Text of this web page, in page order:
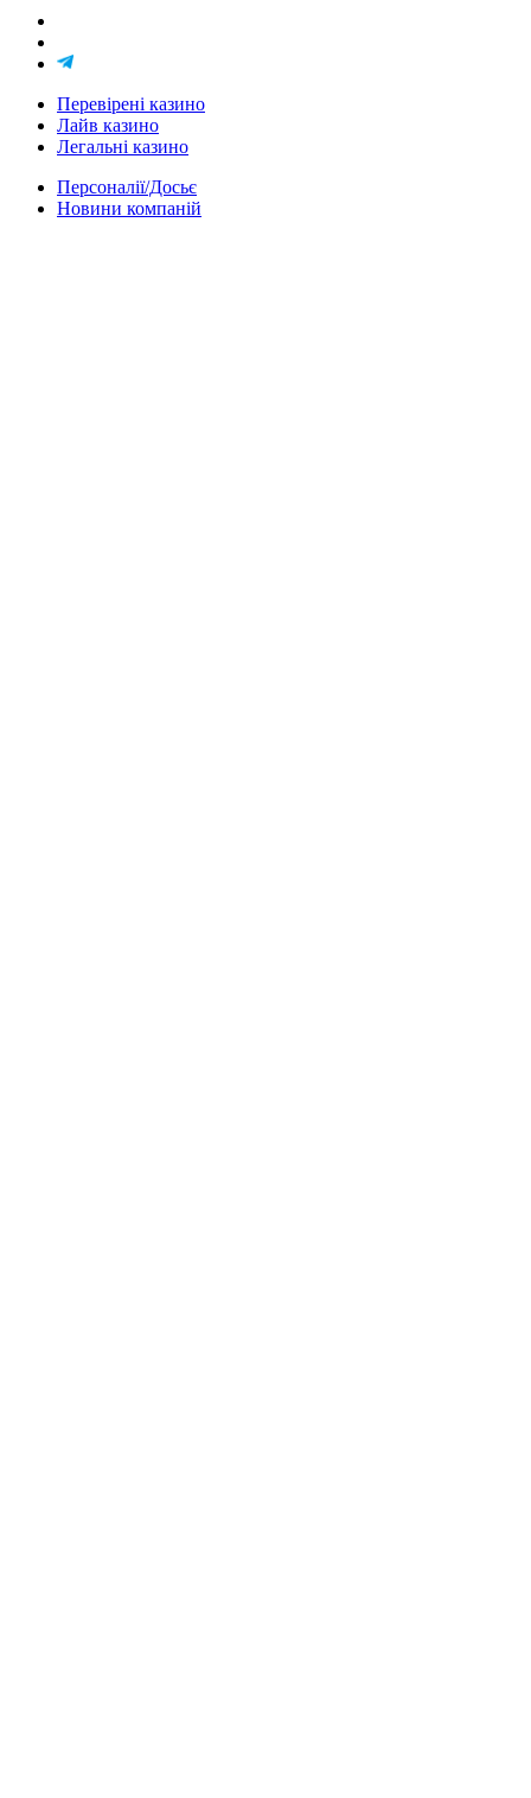
Перевірені казино
Лайв казино
Легальні казино
Персоналії/Досьє
Новини компаній